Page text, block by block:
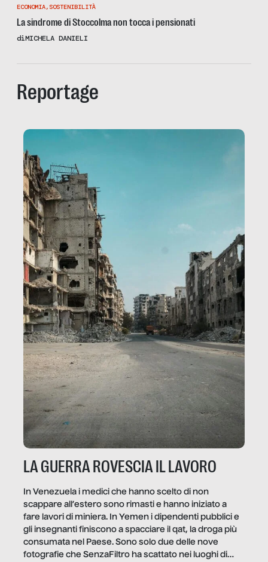
ECONOMIA, SOSTENIBILITÀ
La sindrome di Stoccolma non tocca i pensionati
diMICHELA DANIELI
Reportage
LA GUERRA ROVESCIA IL LAVORO
In Venezuela i medici che hanno scelto di non
scappare all’estero sono rimasti e hanno iniziato a
fare lavori di miniera. In Yemen i dipendenti pubblici e
gli insegnanti finiscono a spacciare il qat, la droga più
consumata nel Paese. Sono solo due delle nove
fotografie che SenzaFiltro ha scattato nei luoghi di